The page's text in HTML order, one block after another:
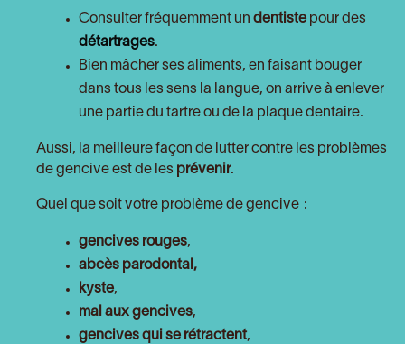
Consulter fréquemment un dentiste pour des
détartrages.
Bien mâcher ses aliments, en faisant bouger
dans tous les sens la langue, on arrive à enlever
une partie du tartre ou de la plaque dentaire.
Aussi, la meilleure façon de lutter contre les problèmes
de gencive est de les prévenir.
Quel que soit votre problème de gencive :
gencives rouges,
abcès parodontal,
kyste,
mal aux gencives,
gencives qui se rétractent,